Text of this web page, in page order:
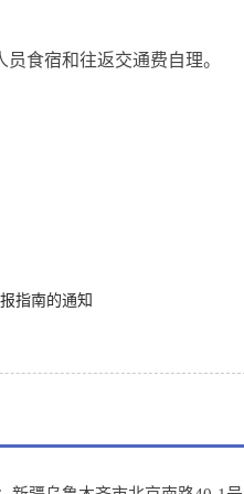
食宿和往返交通费自理。
指南的通知